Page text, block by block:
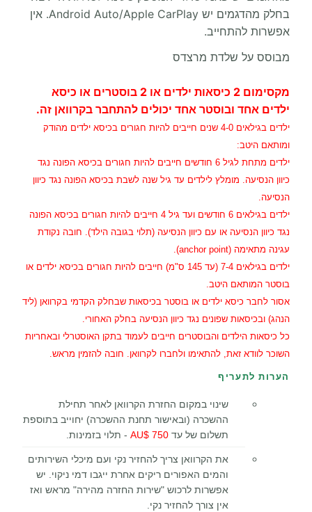
בחלק מהדגמים יש Android Auto/Apple CarPlay. אין
אפשרות להתחייב.
מבוסס על שלדת מרצדס
מקסימום 2 כיסאות ילדים או 2 בוסטרים או כיסא
ילדים אחד ובוסטר אחד יכולים להתחבר בקרוואן זה.
ילדים בגילאים 4-0 שנים חייבים להיות חגורים בכיסא ילדים מהודק
ומותאם היטב:
ילדים מתחת לגיל 6 חודשים חייבים להיות חגורים בכיסא הפונה נגד
כיוון הנסיעה. מומלץ לילדים עד גיל שנה לשבת בכיסא הפונה נגד כיוון
הנסיעה.
ילדים בגילאים 6 חודשים ועד גיל 4 חייבים להיות חגורים בכיסא הפונה
נגד כיוון הנסיעה או עם כיוון הנסיעה (תלוי בגובה הילד). חובה נקודת
עגינה מתאימה (anchor point).
ילדים בגילאים 7-4 (עד 145 ס"מ) חייבים להיות חגורים בכיסא ילדים או
בוסטר המותאם היטב.
אסור לחבר כיסא ילדים או בוסטר בכיסאות שבחלק הקדמי בקרוואן (ליד
הנהג) ובכיסאות שפונים נגד כיוון הנסיעה בחלק האחורי.
כל כיסאות הילדים והבוסטרים חייבים לעמוד בתקן האוסטרלי ובאחריות
השוכר לוודא זאת, להתאימו ולחברו לקרוואן. חובה להזמין מראש.
הערות לתעריף
שינוי במקום החזרת הקרוואן לאחר תחילת
ההשכרה (ובאישור תחנת ההשכרה) יחוייב בתוספת
תשלום של עד 750 $AU - תלוי בזמינות.
את הקרוואן צריך להחזיר נקי ועם מיכלי השירותים
והמים האפורים ריקים אחרת ייגבו דמי ניקוי. יש
אפשרות לרכוש "שירות החזרה מהירה" מראש ואז
אין צורך להחזיר נקי.